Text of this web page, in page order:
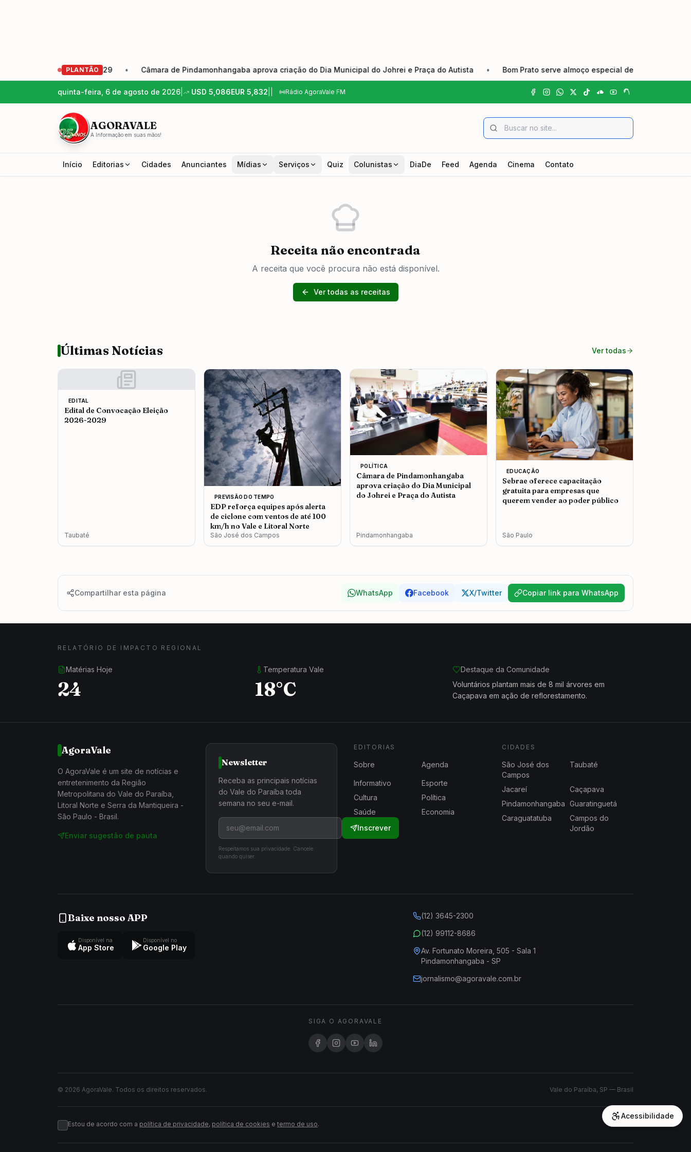
PLANTÃO
Eleição 2026-2029 • Câmara de Pindamonhangaba aprova criação do Dia Municipal do Johrei e Praça do Autista • Bom Prato serve almoço especial de Dia dos Pais nas
quinta-feira, 6 de agosto de 2026 USD 5,086EUR 5,832 Rádio AgoraVale FM
AGORAVALE
A Informação em suas mãos!
Início Editorias Cidades Anunciantes Mídias Serviços Quiz Colunistas DiaDe Feed Agenda Cinema Contato
Receita não encontrada
A receita que você procura não está disponível.
Ver todas as receitas
Últimas Notícias Ver todas
EDITAL
Edital de Convocação Eleição
2026-2029
Taubaté
PREVISÃO DO TEMPO
EDP reforça equipes após alerta
de ciclone com ventos de até 100
km/h no Vale e Litoral Norte
São José dos Campos
POLÍTICA
Câmara de Pindamonhangaba
aprova criação do Dia Municipal
do Johrei e Praça do Autista
Pindamonhangaba
EDUCAÇÃO
Sebrae oferece capacitação
gratuita para empresas que
querem vender ao poder público
São Paulo
Compartilhar esta página WhatsApp Facebook X/Twitter Copiar link para WhatsApp
RELATÓRIO DE IMPACTO REGIONAL
Matérias Hoje
24
Temperatura Vale
18°C
Destaque da Comunidade
Voluntários plantam mais de 8 mil árvores em
Caçapava em ação de reflorestamento.
AgoraVale
O AgoraVale é um site de notícias e
entretenimento da Região
Metropolitana do Vale do Paraíba,
Litoral Norte e Serra da Mantiqueira -
São Paulo - Brasil.
Enviar sugestão de pauta
Newsletter
Receba as principais notícias
do Vale do Paraíba toda
semana no seu e-mail.
Inscrever
Respeitamos sua privacidade. Cancele
quando quiser.
EDITORIAS
Sobre Agenda
Informativo
Esporte
Cultura
Política
Saúde
Economia
CIDADES
São José dos
Campos
Taubaté
Jacareí
Caçapava
Pindamonhangaba Guaratinguetá
Caraguatatuba
Campos do
Jordão
Baixe nosso APP
Disponível na
App Store
Disponível no
Google Play
(12) 3645-2300
(12) 99112-8686
Av. Fortunato Moreira, 505 - Sala 1
Pindamonhangaba - SP
jornalismo@agoravale.com.br
SIGA O AGORAVALE
© 2026 AgoraVale. Todos os direitos reservados. Vale do Paraíba, SP — Brasil
Estou de acordo com a política de privacidade, política de cookies e termo de uso.
Acessibilidade